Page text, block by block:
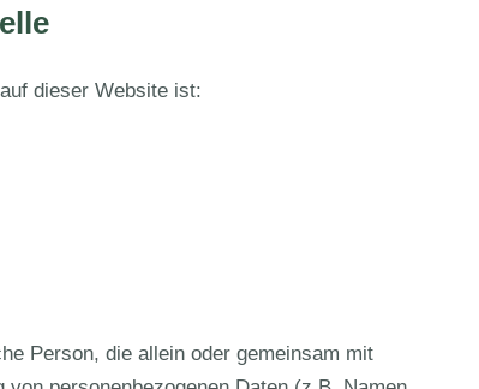
dieser Website ist:
Person, die allein oder gemeinsam mit